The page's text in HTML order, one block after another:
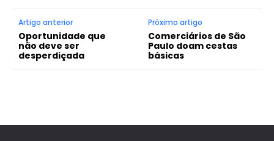
Artigo anterior
Oportunidade que
não deve ser
desperdiçada
Próximo artigo
Comerciários de São
Paulo doam cestas
básicas